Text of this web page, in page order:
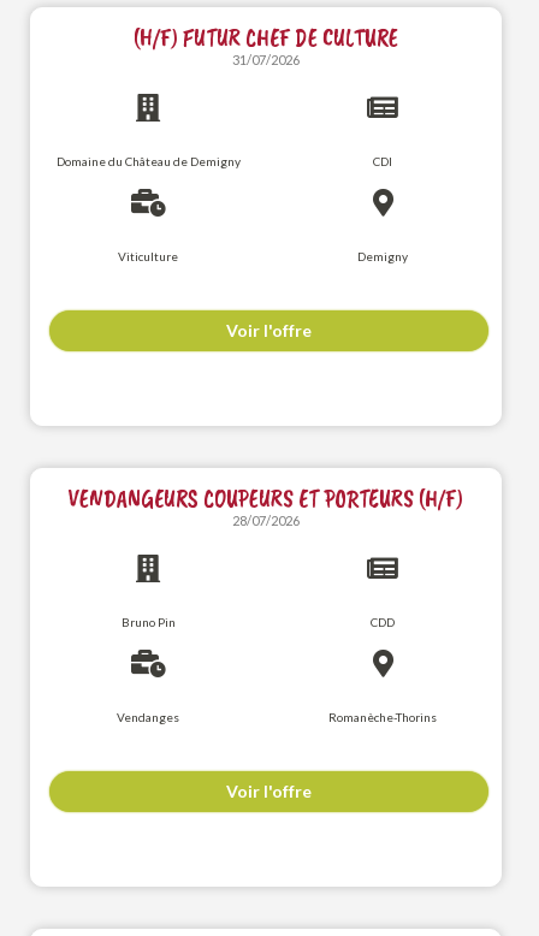
(H/F) FUTUR CHEF DE CULTURE
31/07/2026
Domaine du Château de Demigny CDI
Viticulture Demigny
Voir l'offre
VENDANGEURS COUPEURS ET PORTEURS (H/F)
28/07/2026
Bruno Pin CDD
Vendanges Romanèche-Thorins
Voir l'offre